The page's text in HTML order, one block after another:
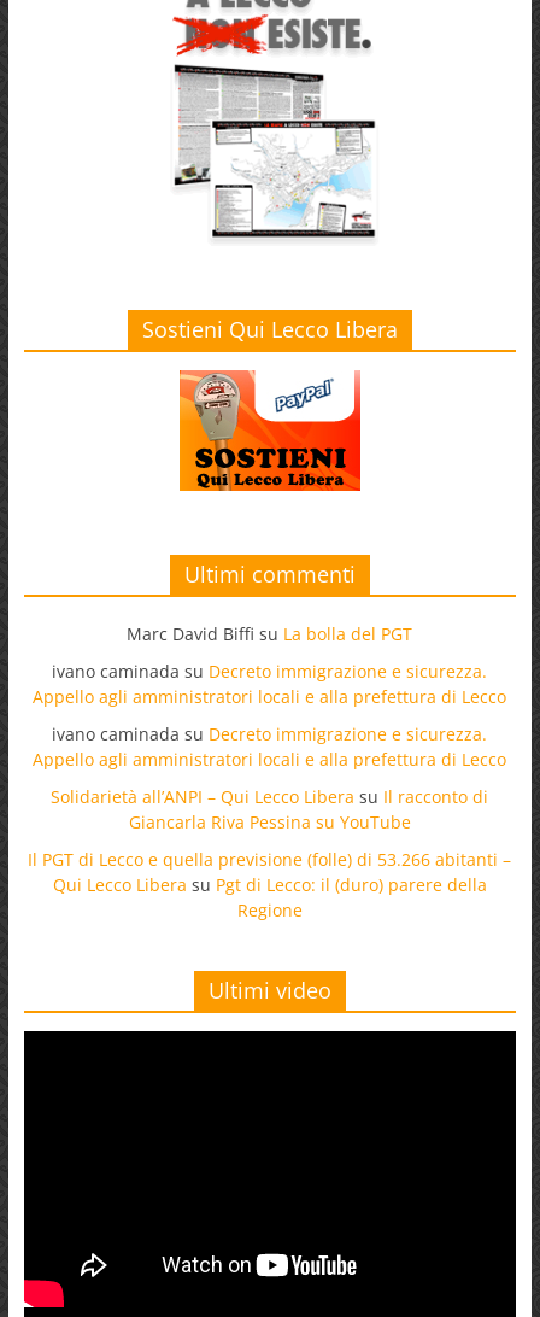
Sostieni Qui Lecco Libera
Ultimi commenti
Marc David Biffi su La bolla del PGT
ivano caminada su Decreto immigrazione e sicurezza.
Appello agli amministratori locali e alla prefettura di Lecco
ivano caminada su Decreto immigrazione e sicurezza.
Appello agli amministratori locali e alla prefettura di Lecco
Solidarietà all’ANPI – Qui Lecco Libera su Il racconto di
Giancarla Riva Pessina su YouTube
Il PGT di Lecco e quella previsione (folle) di 53.266 abitanti –
Qui Lecco Libera su Pgt di Lecco: il (duro) parere della
Regione
Ultimi video